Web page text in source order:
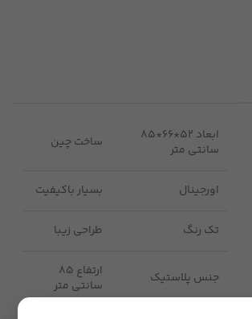
ابعاد 52*66*85
سانتی متر
ساخت چین
اورجینال بسیار باکیفیت
تک رنگ طراحی زیبا
جنس پلاستیک
ارتفاع 85
سانتی متر